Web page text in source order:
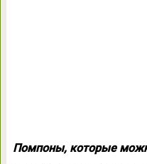
Помпоны, которые